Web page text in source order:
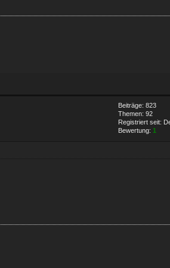
Beiträge: 823
Themen: 92
Registriert seit:
Bewertung: 1